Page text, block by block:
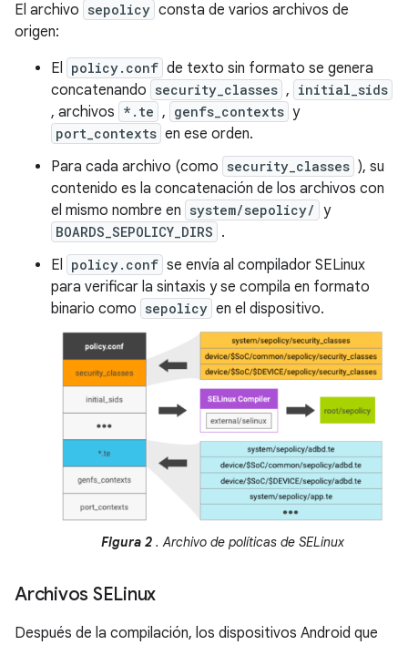
El archivo sepolicy consta de varios archivos de
origen:
El
policy.conf de texto sin formato se genera
concatenando security_classes , initial_sids
, archivos *.te , genfs_contexts y
port_contexts en ese orden.
Para cada archivo (como security_classes ), su
contenido es la concatenación de los archivos con
el mismo nombre en system/sepolicy/ y
BOARDS_SEPOLICY_DIRS .
El
policy.conf se envía al compilador SELinux
para verificar la sintaxis y se compila en formato
binario como sepolicy en el dispositivo.
Figura 2. Archivo de políticas de SELinux
Archivos SELinux
Después de la compilación, los dispositivos Android que